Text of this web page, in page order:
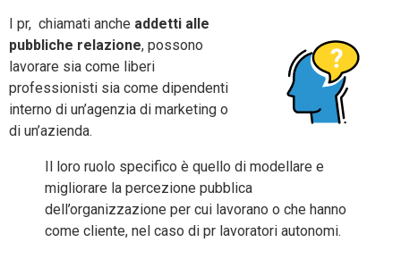
I pr, chiamati anche addetti alle
pubbliche relazione, possono
lavorare sia come liberi
professionisti sia come dipendenti
interno di un’agenzia di marketing o
di un’azienda.
Il loro ruolo specifico è quello di modellare e
migliorare la percezione pubblica
dell’organizzazione per cui lavorano o che hanno
come cliente, nel caso di pr lavoratori autonomi.